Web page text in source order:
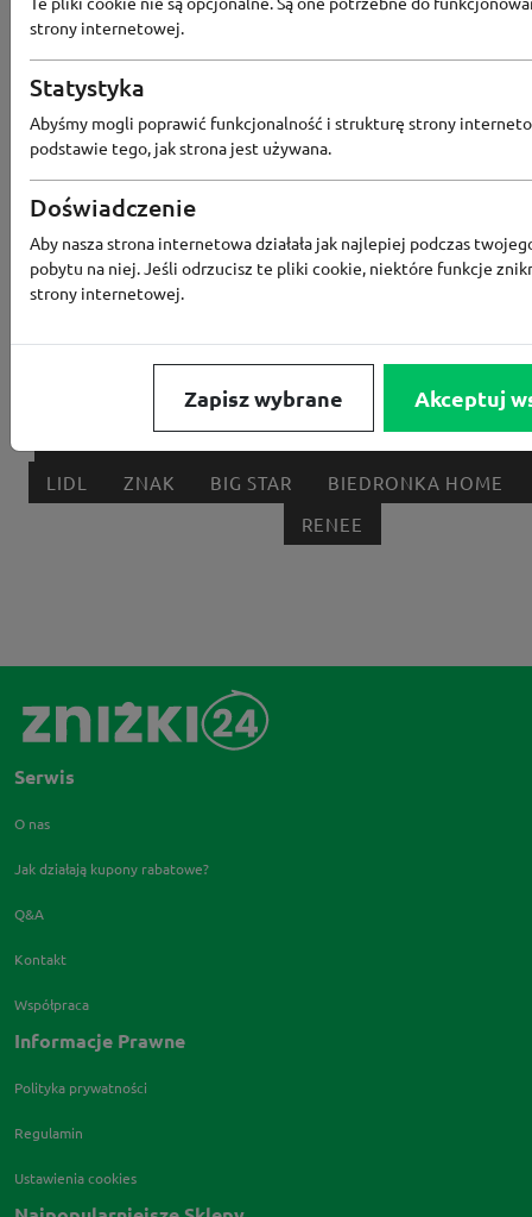
Popularne sklepy
RTV EURO AGD MODIVO HEBE
MEDIA EXPERT
EOBUWIE
KOMPUTRONIK
ANSWEAR 4F OLEOLE!
LIDL
ZNAK BIG STAR
BIEDRONKA HOME
RENEE
Serwis
O nas
Jak działają kupony rabatowe?
Q&A
Kontakt
Współpraca
Informacje Prawne
Polityka prywatności
Regulamin
Ustawienia cookies
strony internetowej.
Statystyka
Abyśmy mogli poprawić funkcjonalność i strukturę strony
podstawie tego, jak strona jest używana.
Doświadczenie
Aby nasza strona internetowa działała jak najlepiej podczas
pobytu na niej. Jeśli odrzucisz te pliki cookie, niektóre funkcje
strony internetowej.
Zapisz wybrane Akceptuj